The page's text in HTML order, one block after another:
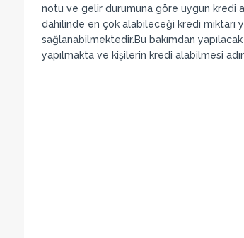
notu ve gelir durumuna göre uygun kredi
dahilinde en çok alabileceği kredi miktarı
sağlanabilmektedir.Bu bakımdan
yapılmakta ve kişilerin kredi alabilmesi